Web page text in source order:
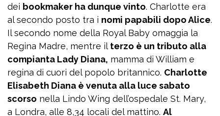
dei bookmaker ha dunque vinto. Charlotte era
al secondo posto tra i nomi papabili dopo Alice.
Il secondo nome della Royal Baby omaggia la
Regina Madre, mentre il terzo è un tributo alla
compianta Lady Diana, mamma di William e
regina di cuori del popolo britannico. Charlotte
Elisabeth Diana è venuta alla luce sabato
scorso nella Lindo Wing dell’ospedale St. Mary,
a Londra, alle 8,34 locali del mattino. Al